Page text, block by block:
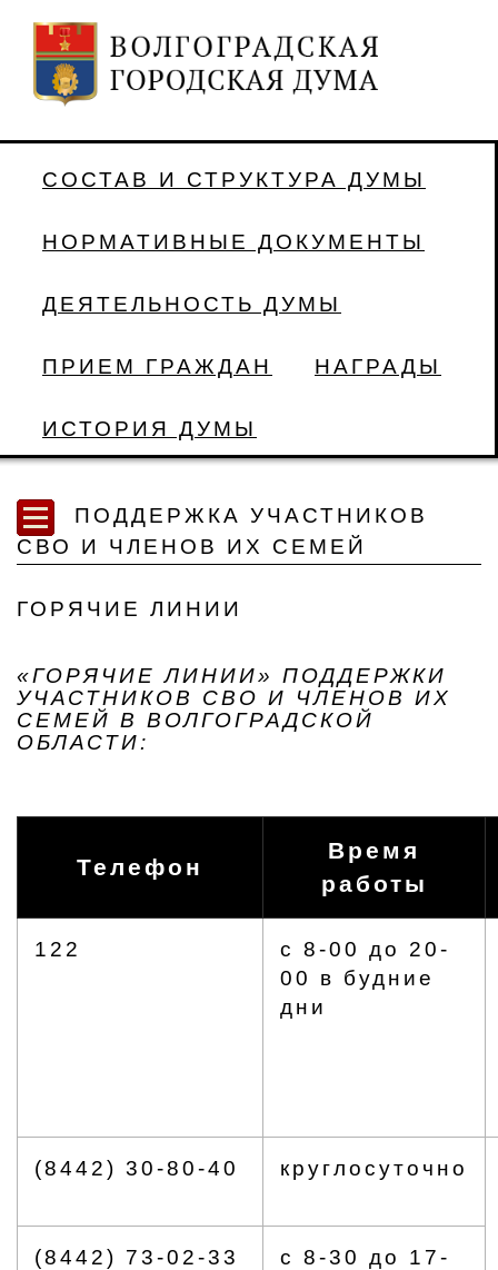
СОСТАВ И СТРУКТУРА ДУМЫ
НОРМАТИВНЫЕ ДОКУМЕНТЫ
ДЕЯТЕЛЬНОСТЬ ДУМЫ
ПРИЕМ ГРАЖДАН НАГРАДЫ
ИСТОРИЯ ДУМЫ
ПОДДЕРЖКА УЧАСТНИКОВ
СВО И ЧЛЕНОВ ИХ СЕМЕЙ
ГОРЯЧИЕ ЛИНИИ
«ГОРЯЧИЕ ЛИНИИ» ПОДДЕРЖКИ
УЧАСТНИКОВ СВО И ЧЛЕНОВ ИХ
СЕМЕЙ В ВОЛГОГРАДСКОЙ
ОБЛАСТИ:
Телефон
Время
работы
122
с 8-00 до 20-
00 в будние
дни
(8442) 30-80-40 круглосуточно
(8442) 73-02-33
с 8-30 до 17-